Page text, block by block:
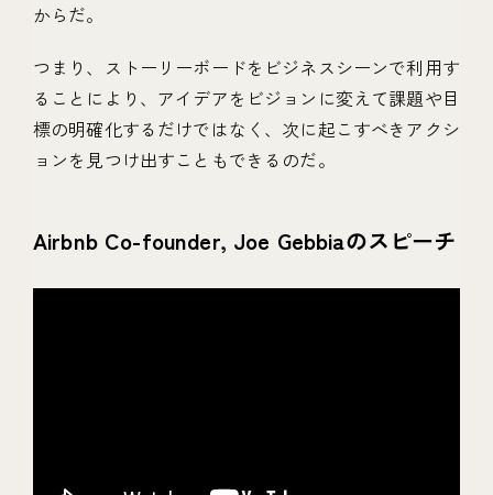
からだ。
つまり、ストーリーボードをビジネスシーンで利用す
ることにより、アイデアをビジョンに変えて課題や目
標の明確化するだけではなく、次に起こすべきアクシ
ョンを見つけ出すこともできるのだ。
Airbnb Co-founder, Joe Gebbiaのスピーチ